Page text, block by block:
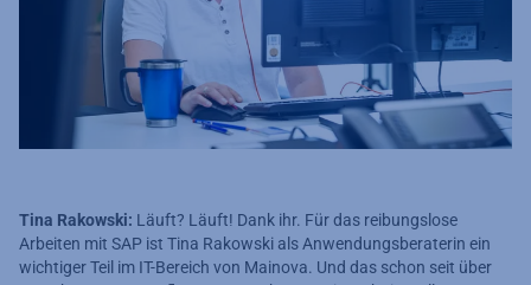
Tina Rakowski: Läuft? Läuft! Dank ihr. Für das reibungslose
Arbeiten mit SAP ist Tina Rakowski als Anwendungsberaterin ein
wichtiger Teil im IT-Bereich von Mainova. Und das schon seit über